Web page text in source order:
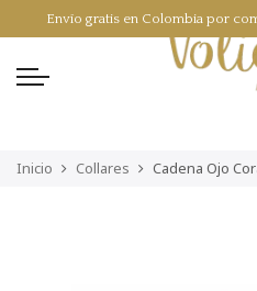
Inicio Collares Cadena Ojo
ES
Envío gratis en Colombia por